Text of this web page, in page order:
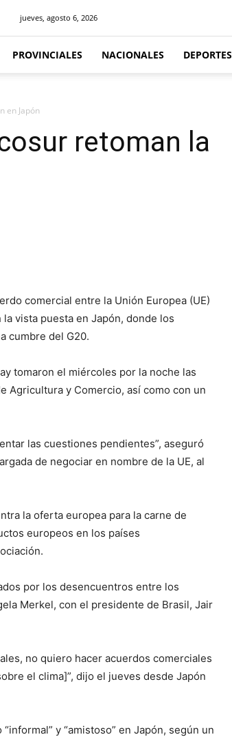
jueves, agosto 6, 2026
PROVINCIALES NACIONALES DEPORTES
en Japón
retoman la
comercial entre la Unión Europea (UE)
vista puesta en Japón, donde los
cumbre del G20.
tomaron el miércoles por la noche las
Agricultura y Comercio, así como con un
las cuestiones pendientes”, aseguró
de negociar en nombre de la UE, al
la oferta europea para la carne de
europeos en los países
por los desencuentros entre los
Merkel, con el presidente de Brasil, Jair
no quiero hacer acuerdos comerciales
el clima]”, dijo el jueves desde Japón
y “amistoso” en Japón, según un